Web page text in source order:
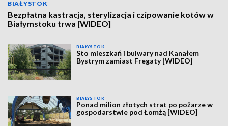
BIAŁYSTOK
Bezpłatna kastracja, sterylizacja i czipowanie kotów w
Białymstoku trwa [WIDEO]
BIAŁYSTOK
Sto mieszkań i bulwary nad Kanałem
Bystrym zamiast Fregaty [WIDEO]
BIAŁYSTOK
Ponad milion złotych strat po pożarze w
gospodarstwie pod Łomżą [WIDEO]